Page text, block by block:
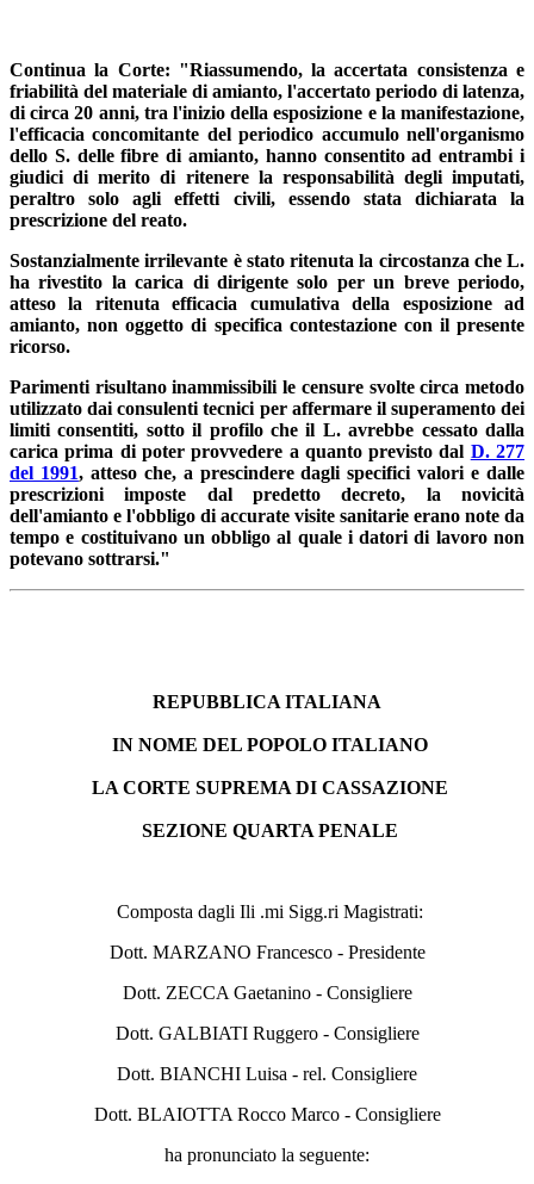
Continua la Corte: "Riassumendo, la accertata consistenza e
friabilità del materiale di amianto, l'accertato periodo di latenza,
di circa 20 anni, tra l'inizio della esposizione e la manifestazione,
l'efficacia concomitante del periodico accumulo nell'organismo
dello S. delle fibre di amianto, hanno consentito ad entrambi i
giudici di merito di ritenere la responsabilità degli imputati,
peraltro solo agli effetti civili, essendo stata dichiarata la
prescrizione del reato.
Sostanzialmente irrilevante è stato ritenuta la circostanza che L.
ha rivestito la carica di dirigente solo per un breve periodo,
atteso la ritenuta efficacia cumulativa della esposizione ad
amianto, non oggetto di specifica contestazione con il presente
ricorso.
Parimenti risultano inammissibili le censure svolte circa metodo
utilizzato dai consulenti tecnici per affermare il superamento dei
limiti consentiti, sotto il profilo che il L. avrebbe cessato dalla
carica prima di poter provvedere a quanto previsto dal D. 277
del 1991, atteso che, a prescindere dagli specifici valori e dalle
prescrizioni imposte dal predetto decreto, la novicità
dell'amianto e l'obbligo di accurate visite sanitarie erano note da
tempo e costituivano un obbligo al quale i datori di lavoro non
potevano sottrarsi."
REPUBBLICA ITALIANA
IN NOME DEL POPOLO ITALIANO
LA CORTE SUPREMA DI CASSAZIONE
SEZIONE QUARTA PENALE
Composta dagli Ili .mi Sigg.ri Magistrati:
Dott. MARZANO Francesco - Presidente
Dott. ZECCA Gaetanino - Consigliere
Dott. GALBIATI Ruggero - Consigliere
Dott. BIANCHI Luisa - rel. Consigliere
Dott. BLAIOTTA Rocco Marco - Consigliere
ha pronunciato la seguente: